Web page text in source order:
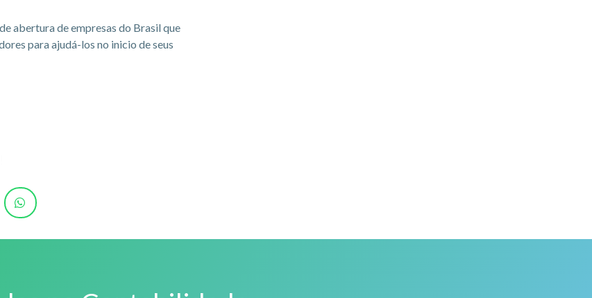
abertura de empresas do Brasil que
para ajudá-los no inicio de seus